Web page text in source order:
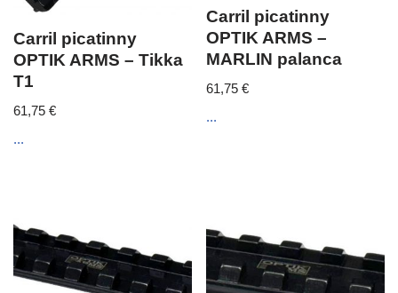
Carril picatinny
OPTIK ARMS – Tikka
T1
61,75 €
...
Carril picatinny
OPTIK ARMS –
MARLIN palanca
61,75€
...